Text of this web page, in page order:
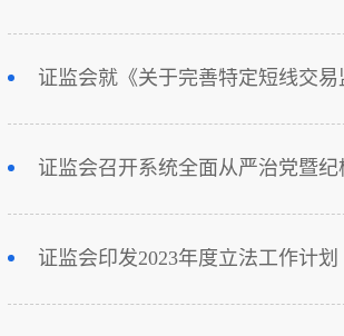
证监会召开系统全面从严治党暨
证监会印发2023年度立法工作计划